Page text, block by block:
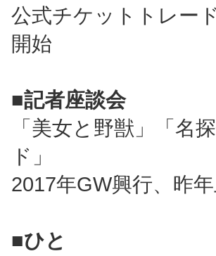
公式チケットトレー
開始
■記者座談会
「美女と野獣」「名
ド」
2017年GW興行、昨
■ひと